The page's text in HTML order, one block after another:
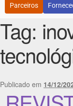
Parceiros
Tag:
Publicado em 14/12/